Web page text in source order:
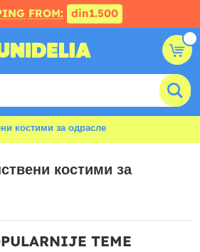
FROM: din1.500
костими за одрасле
костими за
TEME